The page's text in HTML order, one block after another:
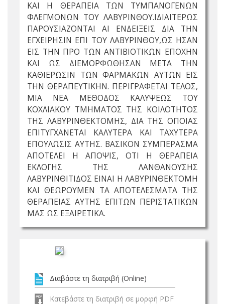
ΚΑΙ Η ΘΕΡΑΠΕΙΑ ΤΩΝ ΤΥΜΠΑΝΟΓΕΝΩΝ
ΦΛΕΓΜΟΝΩΝ ΤΟΥ ΛΑΒΥΡΙΝΘΟΥ.ΙΔΙΑΙΤΕΡΩΣ
ΠΑΡΟΥΣΙΑΖΟΝΤΑΙ ΑΙ ΕΝΔΕΙΞΕΙΣ ΔΙΑ ΤΗΝ
ΕΓΧΕΙΡΗΣΙΝ ΕΠΙ ΤΟΥ ΛΑΒΥΡΙΝΘΟΥ,ΩΣ ΗΣΑΝ
ΕΙΣ ΤΗΝ ΠΡΟ ΤΩΝ ΑΝΤΙΒΙΟΤΙΚΩΝ ΕΠΟΧΗΝ
ΚΑΙ ΩΣ ΔΙΕΜΟΡΦΩΘΗΣΑΝ ΜΕΤΑ ΤΗΝ
ΚΑΘΙΕΡΩΣΙΝ ΤΩΝ ΦΑΡΜΑΚΩΝ ΑΥΤΩΝ ΕΙΣ
ΤΗΝ ΘΕΡΑΠΕΥΤΙΚΗΝ. ΠΕΡΙΓΡΑΦΕΤΑΙ ΤΕΛΟΣ,
ΜΙΑ ΝΕΑ ΜΕΘΟΔΟΣ ΚΑΛΥΨΕΩΣ ΤΟΥ
ΚΟΧΛΙΑΚΟΥ ΤΜΗΜΑΤΟΣ ΤΗΣ ΚΟΙΛΟΤΗΤΟΣ
ΤΗΣ ΛΑΒΥΡΙΝΘΕΚΤΟΜΗΣ, ΔΙΑ ΤΗΣ ΟΠΟΙΑΣ
ΕΠΙΤΥΓΧΑΝΕΤΑΙ ΚΑΛΥΤΕΡΑ ΚΑΙ ΤΑΧΥΤΕΡΑ
ΕΠΟΥΛΩΣΙΣ ΑΥΤΗΣ. ΒΑΣΙΚΟΝ ΣΥΜΠΕΡΑΣΜΑ
ΑΠΟΤΕΛΕΙ Η ΑΠΟΨΙΣ, ΟΤΙ Η ΘΕΡΑΠΕΙΑ
ΕΚΛΟΓΗΣ ΤΗΣ ΛΑΝΘΑΝΟΥΣΗΣ
ΛΑΒΥΡΙΝΘΙΤΙΔΟΣ ΕΙΝΑΙ Η ΛΑΒΥΡΙΝΘΕΚΤΟΜΗ
ΚΑΙ ΘΕΩΡΟΥΜΕΝ ΤΑ ΑΠΟΤΕΛΕΣΜΑΤΑ ΤΗΣ
ΘΕΡΑΠΕΙΑΣ ΑΥΤΗΣ ΕΠΙΤΩΝ ΠΕΡΙΣΤΑΤΙΚΩΝ
ΜΑΣ ΩΣ ΕΞΑΙΡΕΤΙΚΑ.
Διαβάστε τη διατριβή (Online)
Κατεβάστε τη διατριβή σε μορφή PDF